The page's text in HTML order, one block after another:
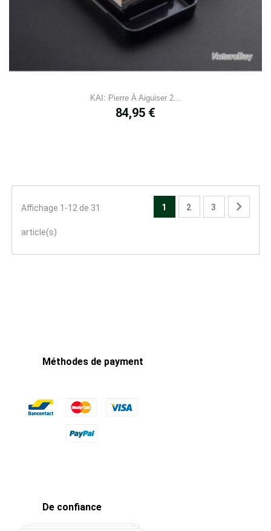
KAI: Pierre À Aiguiser 2...
Prix
84,95 €
Affichage 1-12 de 31
article(s)
1 2 3 
Méthodes de payment
De confiance